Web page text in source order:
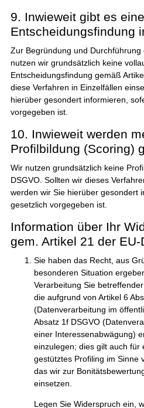
9. Inwieweit gibt es
Entscheidungsfindung
Zur Begründung und
nutzen wir grundsätzlich keine
Entscheidungsfindung gemäß
diese Verfahren in Einzelfällen
hierüber gesondert informieren,
vorgegeben ist.
10. Inwieweit werden
Profilbildung (Scoring)
Wir nutzen grundsätzlich keine
DSGVO. Sollten wir dieses
werden wir Sie hierüber gesondert
gesetzlich vorgegeben ist.
Information über Ihr
gem. Artikel 21 der EU-
Sie haben das Recht, aus
besonderen Situation
Verarbeitung Sie
die aufgrund von Artikel 6
(Datenverarbeitung im
Absatz 1f DSGVO
einer Interessenabwägung)
einzulegen; dies gilt auch für
gestütztes Profiling im Sinne
das wir zur
einsetzen.
Legen Sie Widerspruch ein,